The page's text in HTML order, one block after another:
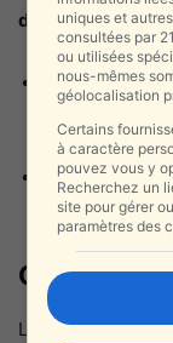
dilemme
Israël doit-il
ennemis sur
Ou cela
et morales?
Conclusion
La polémique
uniques et
consultées par
ou utilisées
nous-mêmes
géolocalisation
Certains
à caractère
pouvez vous y
Recherchez un
site pour gérer
paramètres des